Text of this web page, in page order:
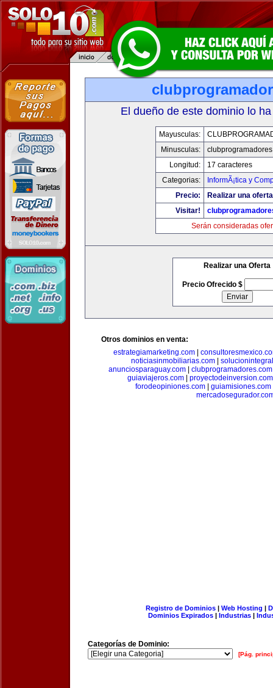
El dueño de este dominio lo
Mayusculas:
Minusculas:
Longitud:
17 caracteres
Categorias:
InformÃ¡tica y
Precio:
Realizar una
Visitar!
Serán consideradas
Realizar una Oferta
Precio Ofrecido $
Otros dominios en venta:
estrategiamarketing.com|
noticiasinmobiliarias.com
anunciosparaguay.com
clubprogramadores.com
guiaviajeros.com| proyectodeinversion.com
forodeopiniones.com
guiamisiones.com
Registro de Dominios| Web Hosting |
Dominios Expirados | Industrias |
Categorías de Dominio:
[Pág.